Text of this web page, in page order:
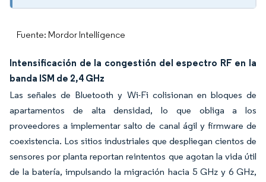
Fuente: Mordor Intelligence
Intensificación de la congestión del espectro RF en la
banda ISM de 2,4 GHz
Las señales de Bluetooth y Wi-Fi colisionan en bloques de
apartamentos de alta densidad, lo que obliga a los
proveedores a implementar salto de canal ágil y firmware de
coexistencia. Los sitios industriales que despliegan cientos de
sensores por planta reportan reintentos que agotan la vida útil
de la batería, impulsando la migración hacia 5 GHz y 6 GHz,